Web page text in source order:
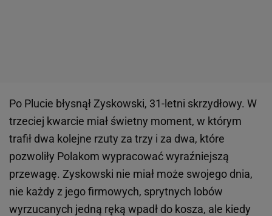
Po Plucie błysnął Zyskowski, 31-letni skrzydłowy. W
trzeciej kwarcie miał świetny moment, w którym
trafił dwa kolejne rzuty za trzy i za dwa, które
pozwoliły Polakom wypracować wyraźniejszą
przewagę. Zyskowski nie miał może swojego dnia,
nie każdy z jego firmowych, sprytnych lobów
wyrzucanych jedną ręką wpadł do kosza, ale kiedy